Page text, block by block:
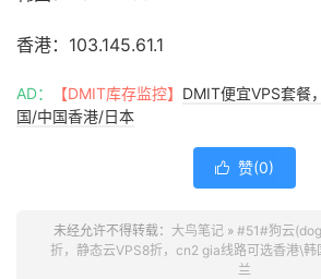
香港：103.145.61.1
AD： 【DMIT库存监控】 DMIT便宜VPS套餐
国/中国香港/日本
 赞(0)
未经允许不得转载： 大鸟笔记 » #51#狗云
折，静态云VPS8折，cn2 gia线路可选香港\
兰